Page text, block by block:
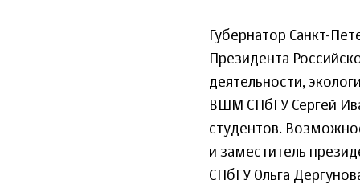
Губернатор Санкт-
Президента
деятельности,
ВШМ СПбГУ Сергей
студентов.
и заместитель
СПбГУ Ольга